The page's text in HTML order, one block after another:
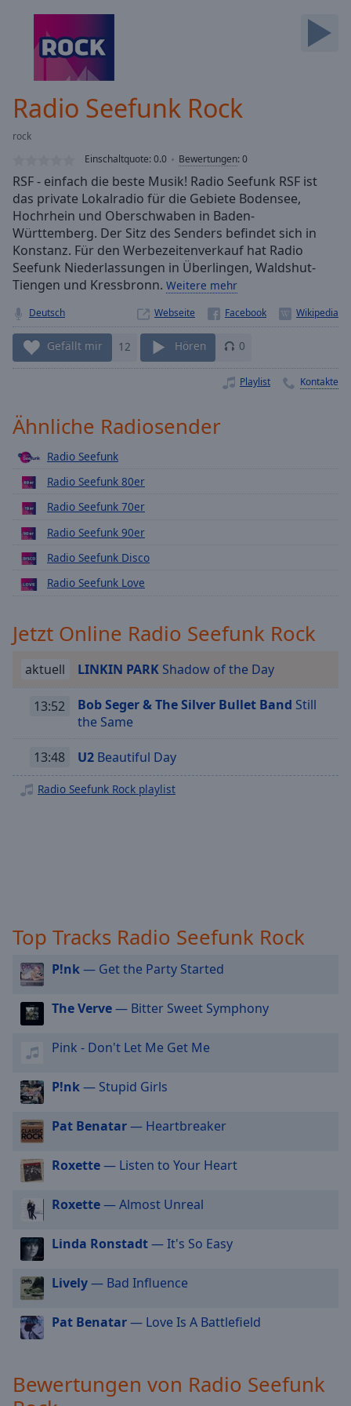
Forward
Loaded
Stream
TypeLIVE
Seek to
currently
behind
live
LIVE
Remaining
Time-
Playback
Chapters
Descriptions
off,
selected
Subtitles
subtitles
opens
subtitles
settings
dialog
off,
selected
Track
window.
Beginning
dialog
window.
and
close
window.
Text
Opacity
Text
Background
Color
Radio Seefunk Rock
rock
Einschaltquote:0.0 Bewertungen:0
RSF - einfach die beste Musik! Radio Seefunk RSF ist
das private Lokalradio für die Gebiete Bodensee,
Hochrhein und Oberschwaben in Baden-
Württemberg. Der Sitz des Senders befindet sich in
Konstanz. Für den Werbezeitenverkauf hat Radio
Seefunk Niederlassungen in Überlingen, Waldshut-
Tiengen und Kressbronn. Weitere mehr
Deutsch Webseite
Gefällt mir 12 Hören 0
Playlist Kontakte
Ähnliche Radiosender
Radio Seefunk
Radio Seefunk 80er
Radio Seefunk 70er
Radio Seefunk 90er
Radio Seefunk Disco
Radio Seefunk Love
Jetzt Online Radio Seefunk Rock
aktuell LINKIN PARK Shadow of the Day
13:52 Bob Seger & The Silver Bullet Band Still
the Same
13:48 U2 Beautiful Day
Radio Seefunk Rock playlist
Top Tracks Radio Seefunk Rock
P!nk— Get the Party Started
The Verve— Bitter Sweet Symphony
Pink - Don't Let Me Get Me
P!nk— Stupid Girls
Pat Benatar— Heartbreaker
Roxette— Listen to Your Heart
Roxette— Almost Unreal
Linda Ronstadt— It's So Easy
Lively— Bad Influence
Pat Benatar— Love Is A Battlefield
Bewertungen von Radio Seefunk